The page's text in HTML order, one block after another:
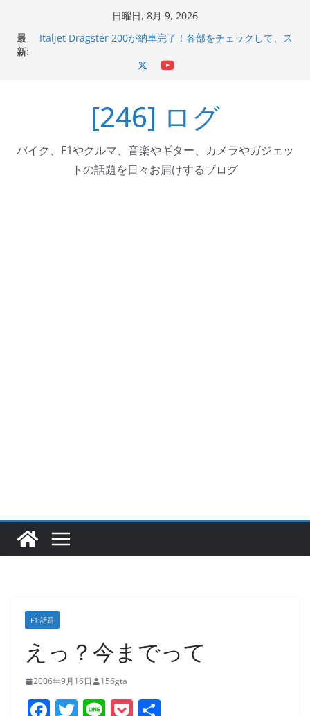
日曜日, 8月 9, 2026
最
新:
Italjet Dragster 200が納車完了！各部をチェックして、ス
器エフェクターが返礼品でもらえる！
Italjet Dragster 200のフロントISSサスの動きが判ったら
コーナリングが楽しくなった
[246] ログ
バイク、F1やクルマ、音楽やギター、カメラやガジェッ
トの話題を日々お届けするブログ
F1:話題
えっ？今までって
2006年9月16日 156gta